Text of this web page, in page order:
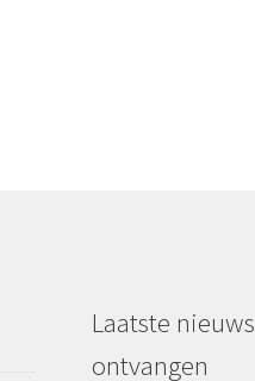
Laatste nieuws
ontvangen